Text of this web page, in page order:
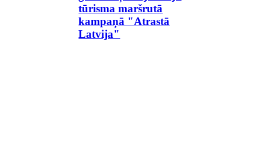
tūrisma maršrutā
kampaņā "Atrastā
Latvija"